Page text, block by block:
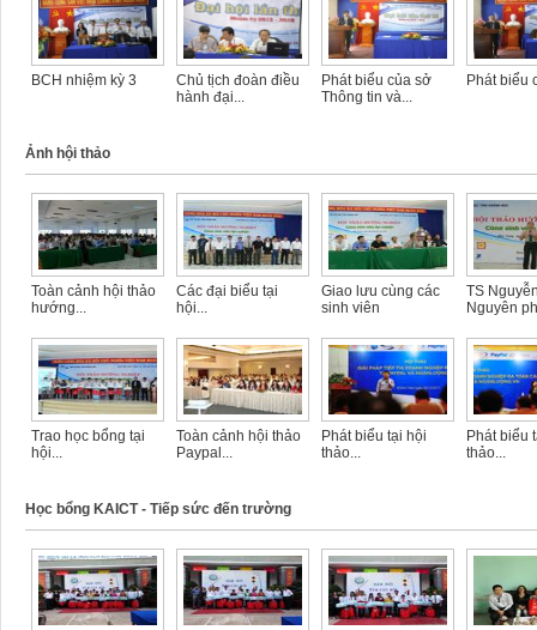
BCH nhiệm kỳ 3
Chủ tịch đoàn điều
hành đại...
Phát biểu của sở
Thông tin và...
Phát biểu
Ảnh hội thảo
Toàn cảnh hội thảo
hướng...
Các đại biểu tại
hội...
Giao lưu cùng các
sinh viên
TS
Nguyên
Trao học bổng tại
hội...
Toàn cảnh hội thảo
Paypal...
Phát biểu tại hội
thảo...
Phát biểu
thảo...
Học bổng KAICT - Tiếp sức đến trường